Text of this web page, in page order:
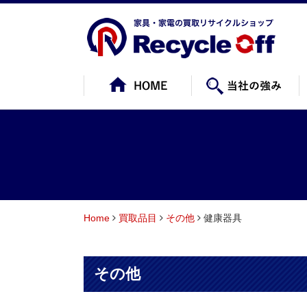
Home 買取品目 その他 健康器具
その他